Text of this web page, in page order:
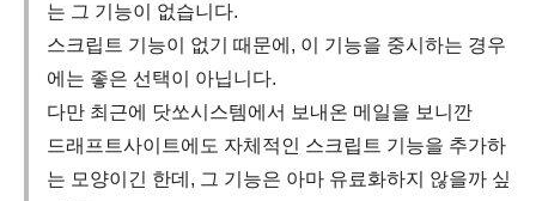
는 그 기능이 없습니다.
스크립트 기능이 없기 때문에, 이 기능을 중시하는 경우
에는 좋은 선택이 아닙니다.
다만 최근에 닷쏘시스템에서 보내온 메일을 보니깐
드래프트사이트에도 자체적인 스크립트 기능을 추가하
는 모양이긴 한데, 그 기능은 아마 유료화하지 않을까 싶